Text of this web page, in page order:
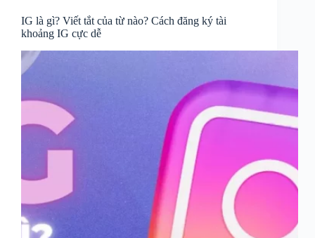
IG là gì? Viết tắt của từ nào? Cách đăng ký tài
khoảng IG cực dễ